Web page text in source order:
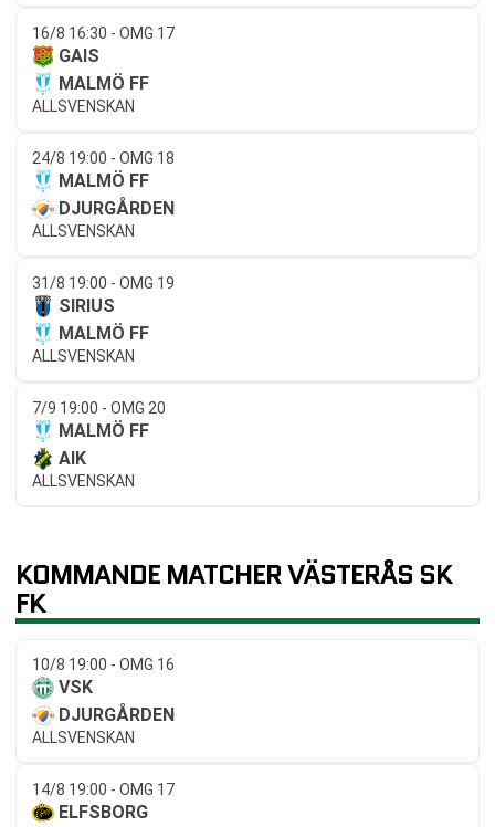
16/8 16:30 - OMG 17
GAIS
MALMÖ FF
ALLSVENSKAN
24/8 19:00 - OMG 18
MALMÖ FF
DJURGÅRDEN
ALLSVENSKAN
31/8 19:00 - OMG 19
SIRIUS
MALMÖ FF
ALLSVENSKAN
7/9 19:00 - OMG 20
MALMÖ FF
AIK
ALLSVENSKAN
KOMMANDE MATCHER VÄSTERÅS SK
FK
10/8 19:00 - OMG 16
VSK
DJURGÅRDEN
ALLSVENSKAN
14/8 19:00 - OMG 17
ELFSBORG